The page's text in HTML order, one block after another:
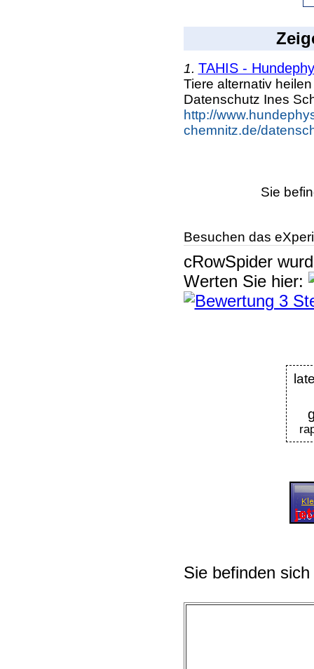
1. TAHIS -
Tiere alternativ
Datenschutz Ines
http://
chemnitz.de/
Sie
Besuchen das
cRowSpider
Werten Sie hier:
Sie befinden